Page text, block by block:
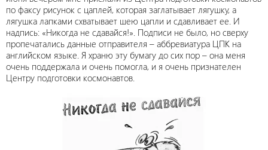
по факсу рисунок с цаплей, которая заглатывает лягушку, а
лягушка лапками схватывает шею цапли и сдавливает ее. И
надпись: «Никогда не сдавайся!». Подписи не было, но сверху
пропечатались данные отправителя – аббревиатура ЦПК на
английском языке. Я храню эту бумагу до сих пор – она меня
очень поддержала и очень помогла, и я очень признателен
Центру подготовки космонавтов.